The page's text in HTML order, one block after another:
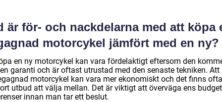
är för- och nackdelarna med att köpa
motorcykel jämfört med en ny?
en ny motorcykel kan vara fördelaktigt eftersom den
garanti och är oftast utrustad med den senaste tekniken. Att
motorcykel kan vara mer ekonomiskt och det finns
utbud att välja mellan. Det är viktigt att överväga ens
innan man tar ett beslut.